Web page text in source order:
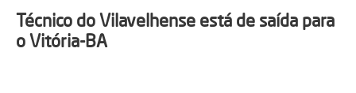
Técnico do Vilavelhense está de saída para
o Vitória-BA